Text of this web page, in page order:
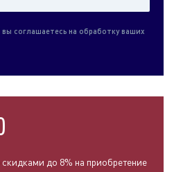
соглашаетесь на обработку ваших
до 8% на приобретение